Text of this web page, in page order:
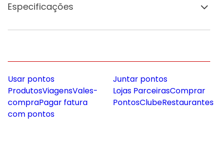
Especificações
Usar pontos
ProdutosViagensVales-
compraPagar fatura
com pontos
Juntar pontos
Lojas ParceirasComprar
PontosClubeRestaurantes